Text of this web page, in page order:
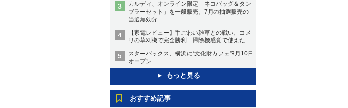
カルディ、オンライン限定「ネコバッグ＆タン
ブラーセット」を一般販売。7月の抽選販売の
当選無効分
【家電レビュー】手ごわい雑草との戦い、コメ
リの草刈機で完全勝利 掃除機感覚で使えた
スターバックス、横浜に“文化財カフェ”8月10日
オープン
もっと見る
おすすめ記事